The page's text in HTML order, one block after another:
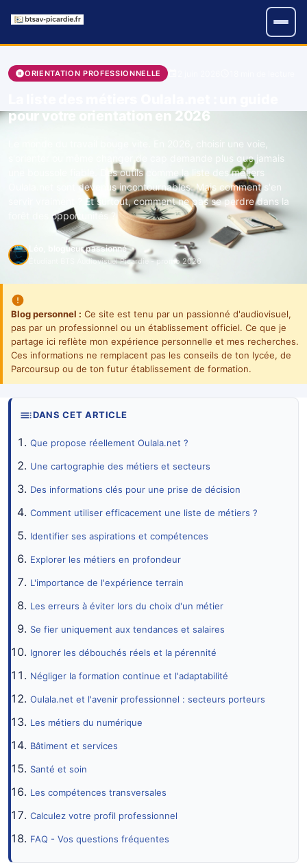
ORIENTATION PROFESSIONNELLE
pour votre orientation en 2026
Le monde du travail bouge vite. En 2026, choisir une voie,
s'orienter ou même changer de cap demande plus que jamais
une boussole fiable. Des outils comme la liste des métiers
Oulala.net sont devenus incontournables. Mais comment s'en
servir vraiment ? Et surtout, comment ne pas se perdre dans la
forêt des opportunités ?
Léo, blogueur passionné
Étudiant BTS Audiovisuel Picardie - promo 2026
Blog personnel : Ce site est tenu par un passionné d'audiovisuel,
pas par un professionnel ou un établissement officiel. Ce que je
partage ici reflète mon expérience personnelle et mes recherches.
Ces informations ne remplacent pas les conseils de ton lycée, de
Parcoursup ou de ton futur établissement de formation.
DANS CET ARTICLE
Que propose réellement Oulala.net ?
Une cartographie des métiers et secteurs
Des informations clés pour une prise de décision
Comment utiliser efficacement une liste de métiers ?
Identifier ses aspirations et compétences
Explorer les métiers en profondeur
L'importance de l'expérience terrain
Les erreurs à éviter lors du choix d'un métier
Se fier uniquement aux tendances et salaires
Ignorer les débouchés réels et la pérennité
Négliger la formation continue et l'adaptabilité
Oulala.net et l'avenir professionnel : secteurs porteurs
Les métiers du numérique
Bâtiment et services
Santé et soin
Les compétences transversales
Calculez votre profil professionnel
FAQ - Vos questions fréquentes